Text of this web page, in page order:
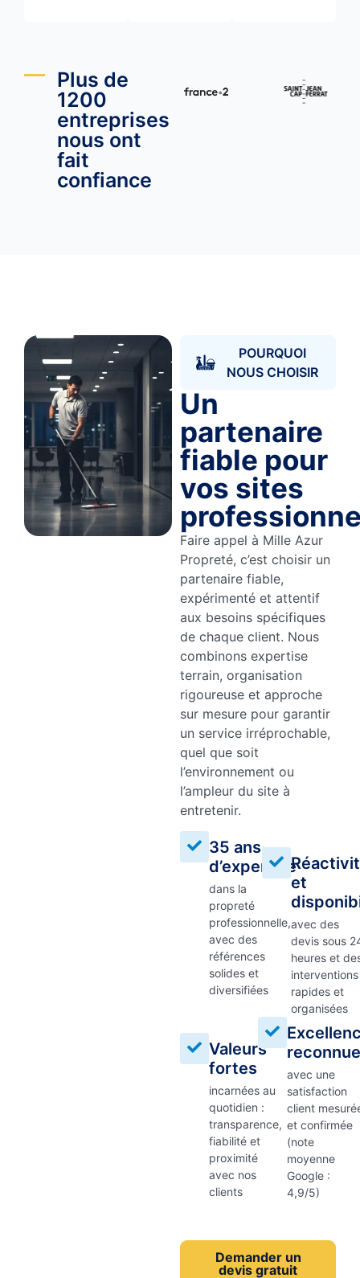
Plus de
1200
entreprises
nous ont
fait
confiance
POURQUOI
NOUS CHOISIR
Un
partenaire
fiable pour
vos sites
Faire appel à Mille Azur
Propreté, c’est choisir un
partenaire fiable,
expérimenté et attentif
aux besoins spécifiques
de chaque client. Nous
combinons expertise
terrain, organisation
rigoureuse et approche
sur mesure pour garantir
un service irréprochable,
quel que soit
l’environnement ou
l’ampleur du site à
entretenir.
35 ans
d’expertise
dans la
propreté
professionnelle,
avec des
références
solides et
diversifiées
et
avec des
devis sous
heures et
interventions
rapides et
organisées
Valeurs
fortes
incarnées au
quotidien :
transparence,
fiabilité et
proximité
avec nos
clients
reconnue
avec une
satisfaction
client
et confirmée
(note
moyenne
Google :
4,9/5)
Demander un
devis gratuit